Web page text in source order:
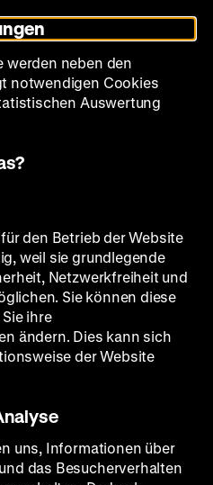
19.00 Uhr
Gottschalk, Brigitte
103’
werden neben den
notwendigen Cookies
Auswertung
den Betrieb der Website
weil sie grundlegende
Netzwerkfreiheit und
Sie können diese
ihre
ändern. Dies kann sich
der Website
uns, Informationen über
das Besucherverhalten